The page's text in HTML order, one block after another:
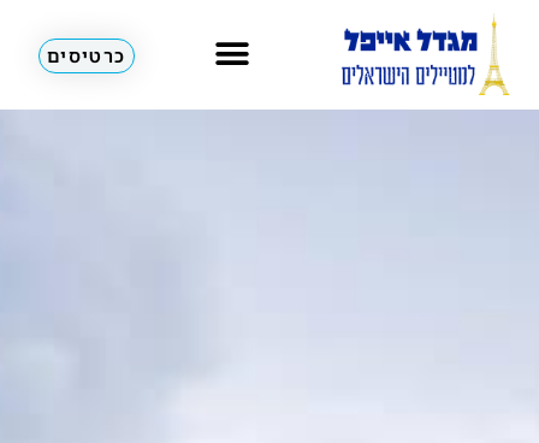
כרטיסים